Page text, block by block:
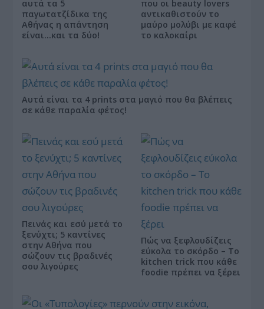
αυτά τα 5
παγωτατζίδικα της
Αθήνας η απάντηση
είναι…και τα δύο!
που οι beauty lovers
αντικαθιστούν το
μαύρο μολύβι με καφέ
το καλοκαίρι
Αυτά είναι τα 4 prints στα μαγιό που θα βλέπεις
σε κάθε παραλία φέτος!
Πεινάς και εσύ μετά το
ξενύχτι; 5 καντίνες
στην Αθήνα που
σώζουν τις βραδινές
σου λιγούρες
Πώς να ξεφλουδίζεις
εύκολα το σκόρδο – Το
kitchen trick που κάθε
foodie πρέπει να ξέρει